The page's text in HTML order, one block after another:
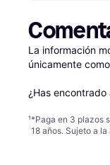
La información
únicamente
¿Has
¹*Paga en 3 plazos
18 años. Sujeto a